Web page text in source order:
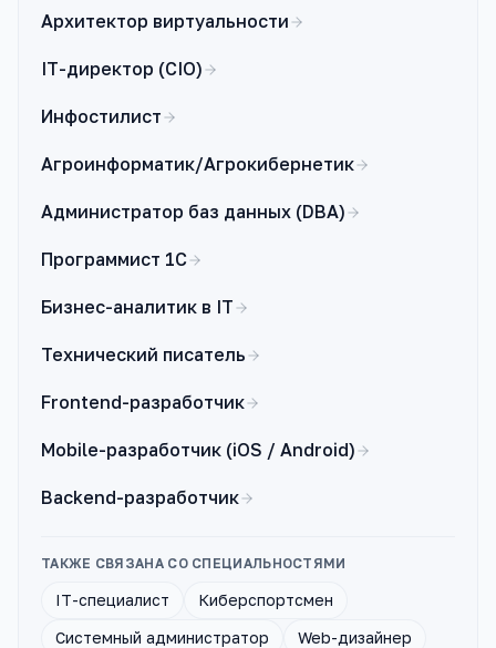
Архитектор виртуальности
IT-директор (CIO)
Инфостилист
Агроинформатик/Агрокибернетик
Администратор баз данных (DBA)
Программист 1С
Бизнес-аналитик в IT
Технический писатель
Frontend-разработчик
Mobile-разработчик (iOS / Android)
Backend-разработчик
ТАКЖЕ СВЯЗАНА СО СПЕЦИАЛЬНОСТЯМИ
IT-специалист
Киберспортсмен
Системный администратор
Web-дизайнер